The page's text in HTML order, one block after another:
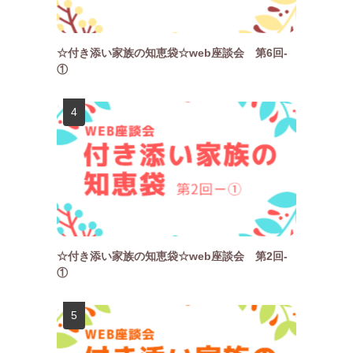
☆付き添い家族の知恵袋☆web座談会 第6回-
①
☆付き添い家族の知恵袋☆web座談会 第2回-
①